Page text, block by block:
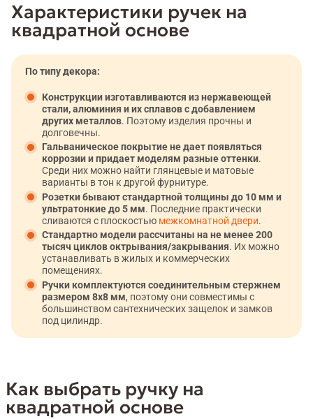
Характеристики ручек на
квадратной основе
По типу декора:
Конструкции изготавливаются из нержавеющей
стали, алюминия и их сплавов с добавлением
других металлов. Поэтому изделия прочны и
долговечны.
Гальваническое покрытие не дает появляться
коррозии и придает моделям разные оттенки.
Среди них можно найти глянцевые и матовые
варианты в тон к другой фурнитуре.
Розетки бывают стандартной толщины до 10 мм и
ультратонкие до 5 мм. Последние практически
сливаются с плоскостью межкомнатной двери.
Стандартно модели рассчитаны на не менее 200
тысяч циклов октрывания/закрывания. Их можно
устанавливать в жилых и коммерческих
помещениях.
Ручки комплектуются соединительным стержнем
размером 8х8 мм, поэтому они совместимы с
большинством сантехнических защелок и замков
под цилиндр.
Как выбрать ручку на
квадратной основе